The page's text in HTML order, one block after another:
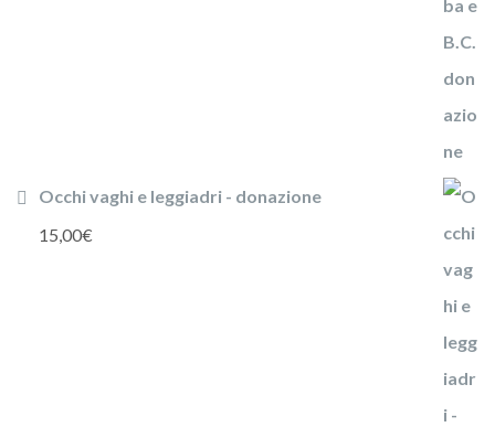
Occhi vaghi e leggiadri - donazione
15,00€